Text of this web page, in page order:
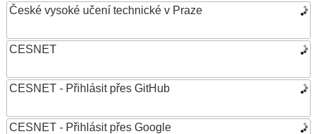
České vysoké učení technické v Praze
CESNET
CESNET - Přihlásit přes GitHub
CESNET - Přihlásit přes Google